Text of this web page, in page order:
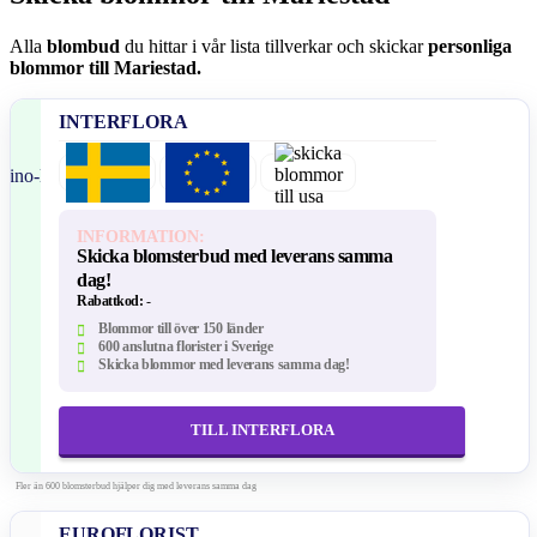
Alla blombud du hittar i vår lista tillverkar och skickarpersonliga
blommor till Mariestad.
INTERFLORA
INFORMATION:
Skicka blomsterbud med leverans samma
dag!
Rabattkod: -
Blommor till över 150 länder
600 anslutna florister i Sverige
Skicka blommor med leverans samma dag!
TILL INTERFLORA
Fler än 600 blomsterbud hjälper dig med leverans samma dag